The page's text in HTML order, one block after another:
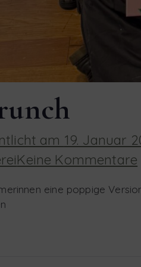
am 19. Januar
Keine Kommentare
eine poppige